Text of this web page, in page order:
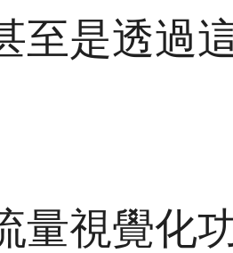
至是透過
量視覺化